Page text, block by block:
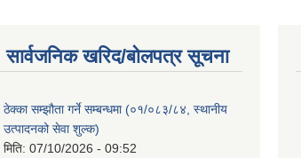
सार्वजनिक खरिद/बोलपत्र सूचना
ठेक्का सम्झौता गर्ने सम्बन्धमा (०१/०८३/८४, स्थानीय
उत्पादनको सेवा शुल्क)
मिति: 07/10/2026 - 09:52